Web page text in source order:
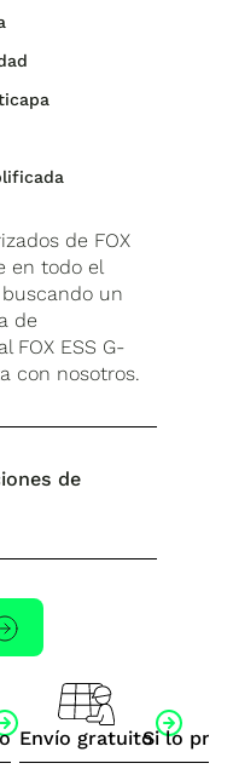
de FOX
en todo el
un
de
FOX ESS G-
con nosotros.
de
Envío gratuitoSi lo